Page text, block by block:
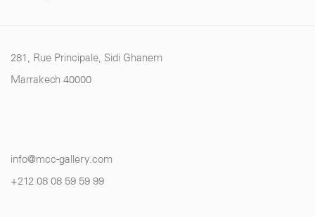
281, Rue Principale, Sidi Ghanem
Marrakech 40000
info@mcc-gallery.com
+212 08 08 59 59 99